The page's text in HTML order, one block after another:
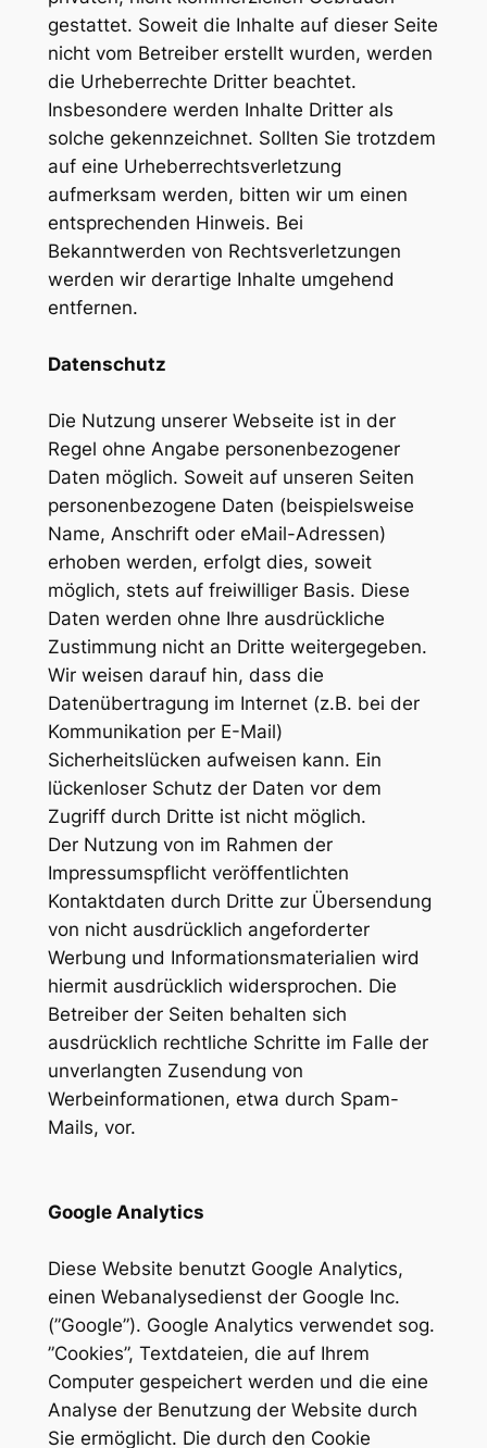
gestattet. Soweit die Inhalte auf dieser Seite
nicht vom Betreiber erstellt wurden, werden
die Urheberrechte Dritter beachtet.
Insbesondere werden Inhalte Dritter als
solche gekennzeichnet. Sollten Sie trotzdem
auf eine Urheberrechtsverletzung
aufmerksam werden, bitten wir um einen
entsprechenden Hinweis. Bei
Bekanntwerden von Rechtsverletzungen
werden wir derartige Inhalte umgehend
entfernen.
Datenschutz
Die Nutzung unserer Webseite ist in der
Regel ohne Angabe personenbezogener
Daten möglich. Soweit auf unseren Seiten
personenbezogene Daten (beispielsweise
Name, Anschrift oder eMail-Adressen)
erhoben werden, erfolgt dies, soweit
möglich, stets auf freiwilliger Basis. Diese
Daten werden ohne Ihre ausdrückliche
Zustimmung nicht an Dritte weitergegeben.
Wir weisen darauf hin, dass die
Datenübertragung im Internet (z.B. bei der
Kommunikation per E-Mail)
Sicherheitslücken aufweisen kann. Ein
lückenloser Schutz der Daten vor dem
Zugriff durch Dritte ist nicht möglich.
Der Nutzung von im Rahmen der
Impressumspflicht veröffentlichten
Kontaktdaten durch Dritte zur Übersendung
von nicht ausdrücklich angeforderter
Werbung und Informationsmaterialien wird
hiermit ausdrücklich widersprochen. Die
Betreiber der Seiten behalten sich
ausdrücklich rechtliche Schritte im Falle der
unverlangten Zusendung von
Werbeinformationen, etwa durch Spam-
Mails, vor.
Google Analytics
Diese Website benutzt Google Analytics,
einen Webanalysedienst der Google Inc.
(”Google”). Google Analytics verwendet sog.
”Cookies”, Textdateien, die auf Ihrem
Computer gespeichert werden und die eine
Analyse der Benutzung der Website durch
Sie ermöglicht. Die durch den Cookie